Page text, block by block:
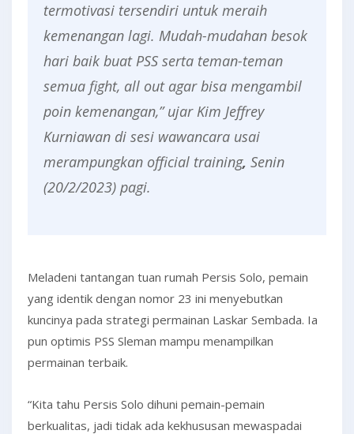
termotivasi tersendiri untuk meraih
kemenangan lagi. Mudah-mudahan besok
hari baik buat PSS serta teman-teman
semua fight, all out agar bisa mengambil
poin kemenangan,” ujar Kim Jeffrey
Kurniawan di sesi wawancara usai
merampungkan official training, Senin
(20/2/2023) pagi.
Meladeni tantangan tuan rumah Persis Solo, pemain
yang identik dengan nomor 23 ini menyebutkan
kuncinya pada strategi permainan Laskar Sembada. Ia
pun optimis PSS Sleman mampu menampilkan
permainan terbaik.
“Kita tahu Persis Solo dihuni pemain-pemain
berkualitas, jadi tidak ada kekhususan mewaspadai